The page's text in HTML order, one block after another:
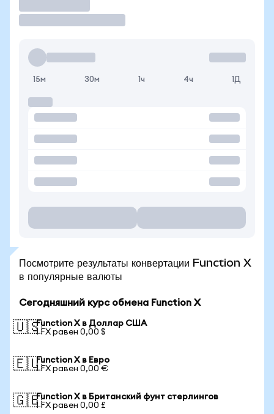
15м 30м 1ч 4ч 1Д
Посмотрите результаты конвертации Function X
в популярные валюты
Сегодняшний курс обмена Function X
🇺🇸Function X в Доллар США
1 FX равен 0,00 $
🇪🇺Function X в Евро
1 FX равен 0,00 €
🇬🇧Function X в Британский фунт стерлингов
1 FX равен 0,00 £